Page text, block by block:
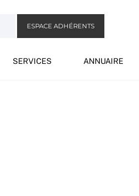
ESPACE ADHÉRENTS
SERVICES ANNUAIRE